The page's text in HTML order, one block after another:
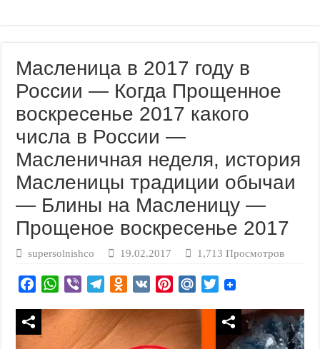
Масленица в 2017 году в
России — Когда Прощенное
воскресенье 2017 какого
числа в России —
Масленичная неделя, история
Масленицы традиции обычаи
— Блины на Масленицу —
Прощеное воскресенье 2017
supersolnishco 19.02.2017 1,713 Просмотров
e
W
a
V
e
l
e
O
n
o
V
M
T
t